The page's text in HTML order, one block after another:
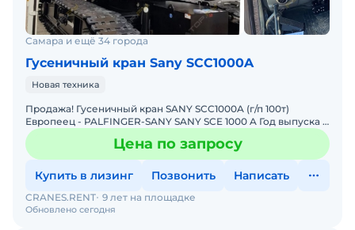
Самара и ещё 34 города
Гусеничный кран Sany SCC1000A
Новая техника
Продажа! Гусеничный кран SANY SCC1000A (г/п 100т)
Европеец - PALFINGER-SANY SANY SCE 1000 A Год выпуска -
Цена по запросу
Купить в лизинг Позвонить Написать
Обновлено сегодня
CRANES.RENT 9 лет на площадке